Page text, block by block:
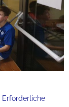
Erforderliche